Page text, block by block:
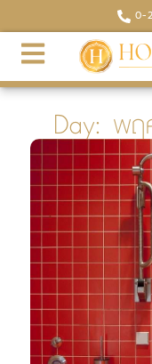
0-
Day: พ